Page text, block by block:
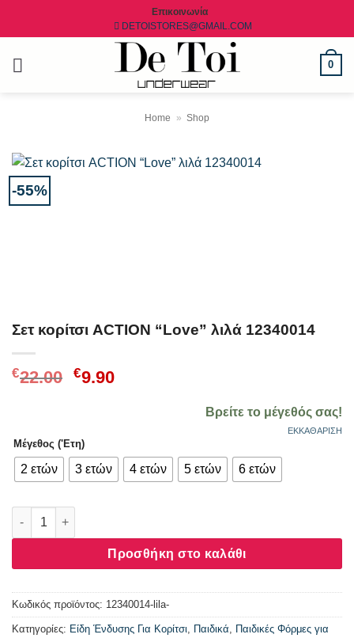
Επικοινωνία
DETOISTORES@GMAIL.COM
0
Home » Shop
-55%
Σετ κορίτσι ACTION “Love” λιλά 12340014
€22.00 Original
€9.90Η
€9.90.
Βρείτε το μέγεθός σας!
Μέγεθος ('Ετη)
2 ετών 3 ετών 4 ετών 5 ετών 6 ετών
ΕΚΚΑΘΆΡΙΣΗ
Σετ κορίτσι ACTION “Love” λιλά 12340014 ποσότητα
Προσθήκη στο καλάθι
Κωδικός προϊόντος: 12340014-lila-
Κατηγορίες: Είδη Ένδυσης Για Κορίτσι Παιδικά
Παιδικές Φόρμες για